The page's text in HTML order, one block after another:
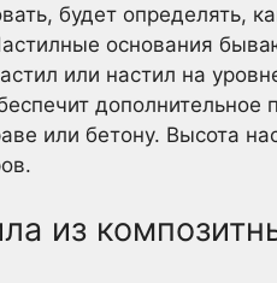
будет определять,
основания
или настил на
дополнительное
или бетону. Высота
из